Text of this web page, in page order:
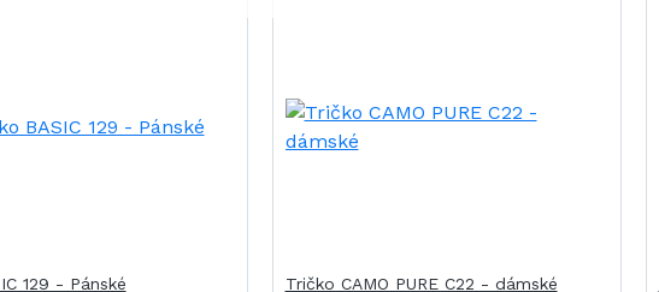
129 - Pánské Tričko CAMO PURE C22 - dámské